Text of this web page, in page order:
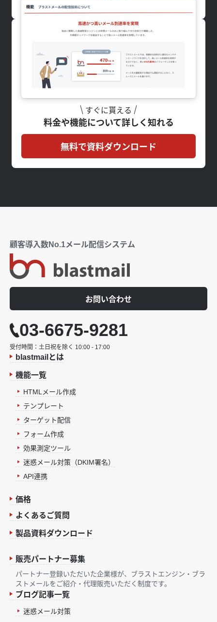
すぐに貰える
料金や機能について詳しく知れる
無料で資料ダウンロード
顧客導入数No.1メール配信システム
お問い合わせ
03-6675-9281
受付時間：土日祝を除く 10:00 - 17:00
blastmailとは
機能一覧
HTMLメール作成
テンプレート
ターゲット配信
フォーム作成
効果測定ツール
迷惑メール対策（DKIM署名）
API連携
価格
よくあるご質問
製品資料ダウンロード
販売パートナー募集
パートナー登録いただいた企業様が、ブラストエンジン・ブラ
ストメールをご紹介・代理販売いただく制度です。
ブログ記事一覧
迷惑メール対策